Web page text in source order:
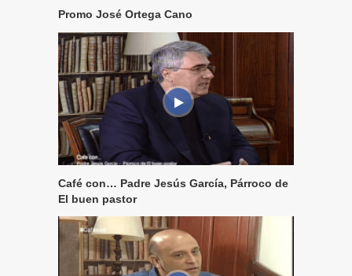
Promo José Ortega Cano
Café con… Padre Jesús García, Párroco de
El buen pastor